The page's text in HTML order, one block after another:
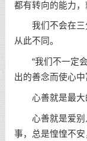
都有转向的能力，
我们不会在三
从此不同。
“我们不一定会
出的善念而使心中
心善就是最大
心善就是爱别
事，总是惶惶不安